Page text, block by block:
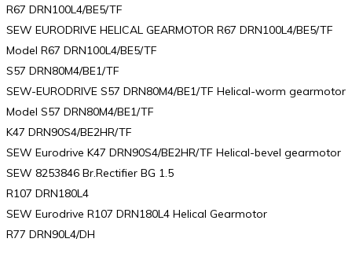
R67 DRN100L4/BE5/TF
SEW EURODRIVE HELICAL GEARMOTOR R67 DRN100L4/BE5/TF
Model R67 DRN100L4/BE5/TF
S57 DRN80M4/BE1/TF
SEW-EURODRIVE S57 DRN80M4/BE1/TF Helical-worm gearmotor
Model S57 DRN80M4/BE1/TF
K47 DRN90S4/BE2HR/TF
SEW Eurodrive K47 DRN90S4/BE2HR/TF Helical-bevel gearmotor
SEW 8253846 Br.Rectifier BG 1.5
R107 DRN180L4
SEW Eurodrive R107 DRN180L4 Helical Gearmotor
R77 DRN90L4/DH